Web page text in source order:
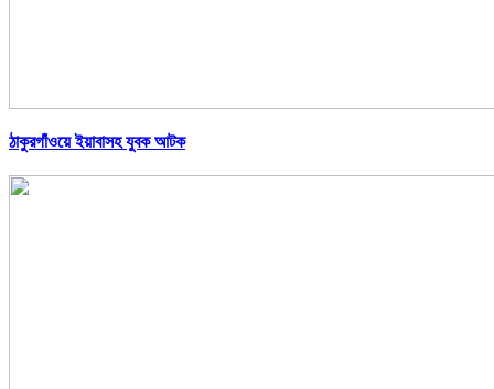
ঠাকুরগাঁওয়ে ইয়াবাসহ যুবক আটক